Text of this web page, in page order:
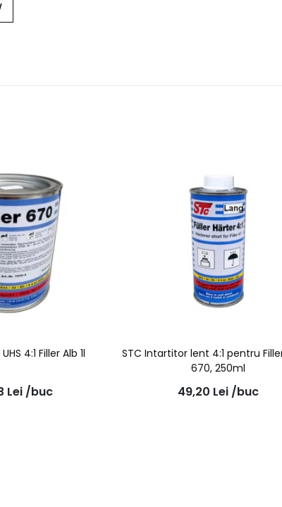
4:1 Filler Alb 1l
Lei /buc
STC Intartitor lent 4:1 pentru
670, 250ml
49,20 Lei /buc